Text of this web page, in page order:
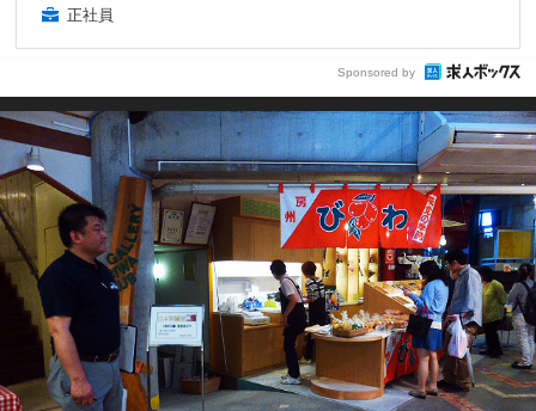
正社員
Sponsored by